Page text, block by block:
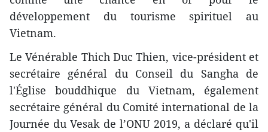
développement du tourisme spirituel au
Vietnam.
Le Vénérable Thich Duc Thien, vice-président et
secrétaire général du Conseil du Sangha de
l'Église bouddhique du Vietnam, également
secrétaire général du Comité international de la
Journée du Vesak de l’ONU 2019, a déclaré qu'il